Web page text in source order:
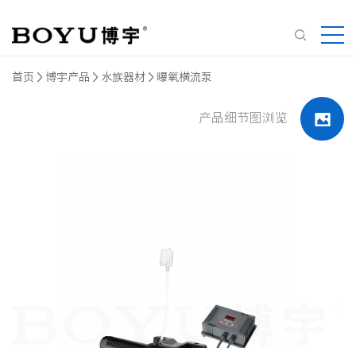
首页 博宇产品 水族器材 曝氧横流泵
产品细节图浏览